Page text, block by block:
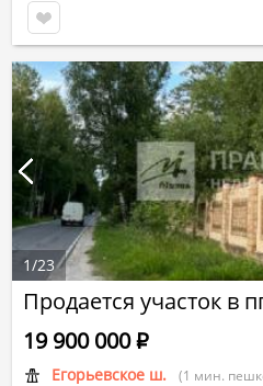
Продается участок в
Егорьевское ш. (1 мин.
19 900 000Р
1/23